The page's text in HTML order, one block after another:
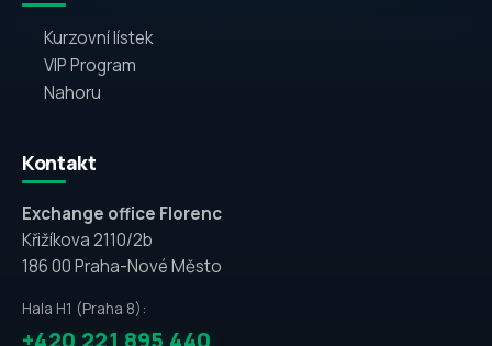
Kurzovní lístek
VIP Program
Nahoru
Kontakt
Exchange office Florenc
Křižíkova 2110/2b
186 00 Praha-Nové Město
Hala H1 (Praha 8):
+420 221 895 440